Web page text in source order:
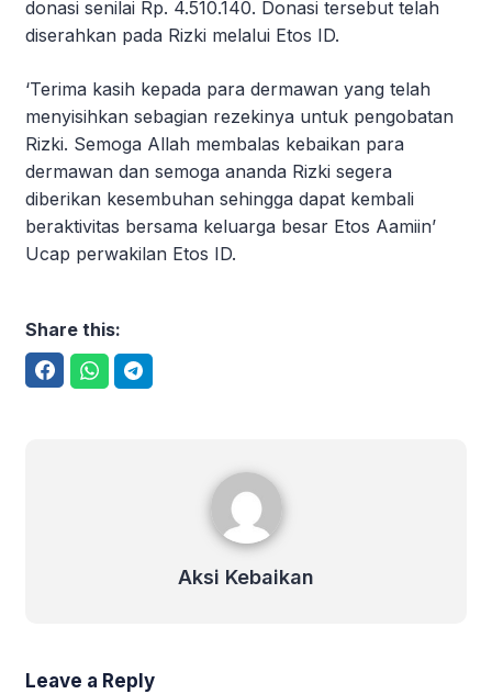
donasi senilai Rp. 4.510.140. Donasi tersebut telah
diserahkan pada Rizki melalui Etos ID.
‘Terima kasih kepada para dermawan yang telah
menyisihkan sebagian rezekinya untuk pengobatan
Rizki. Semoga Allah membalas kebaikan para
dermawan dan semoga ananda Rizki segera
diberikan kesembuhan sehingga dapat kembali
beraktivitas bersama keluarga besar Etos Aamiin’
Ucap perwakilan Etos ID.
Share this:
Aksi Kebaikan
Leave a Reply